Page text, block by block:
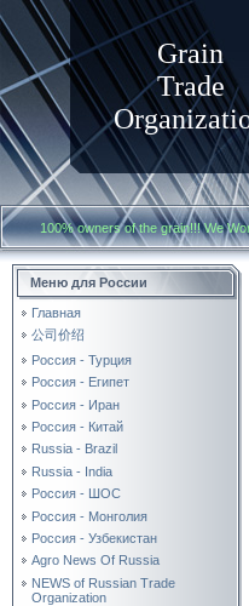
Grain
Trade
100% owners of the grain!!! We
Меню для России
Главная
公司价绍
Россия - Турция
Россия - Египет
Россия - Иран
Россия - Китай
Russia - Brazil
Russia - India
Россия - ШОС
Россия - Монголия
Россия - Узбекистан
Agro News Of Russia
NEWS of Russian Trade
Organization